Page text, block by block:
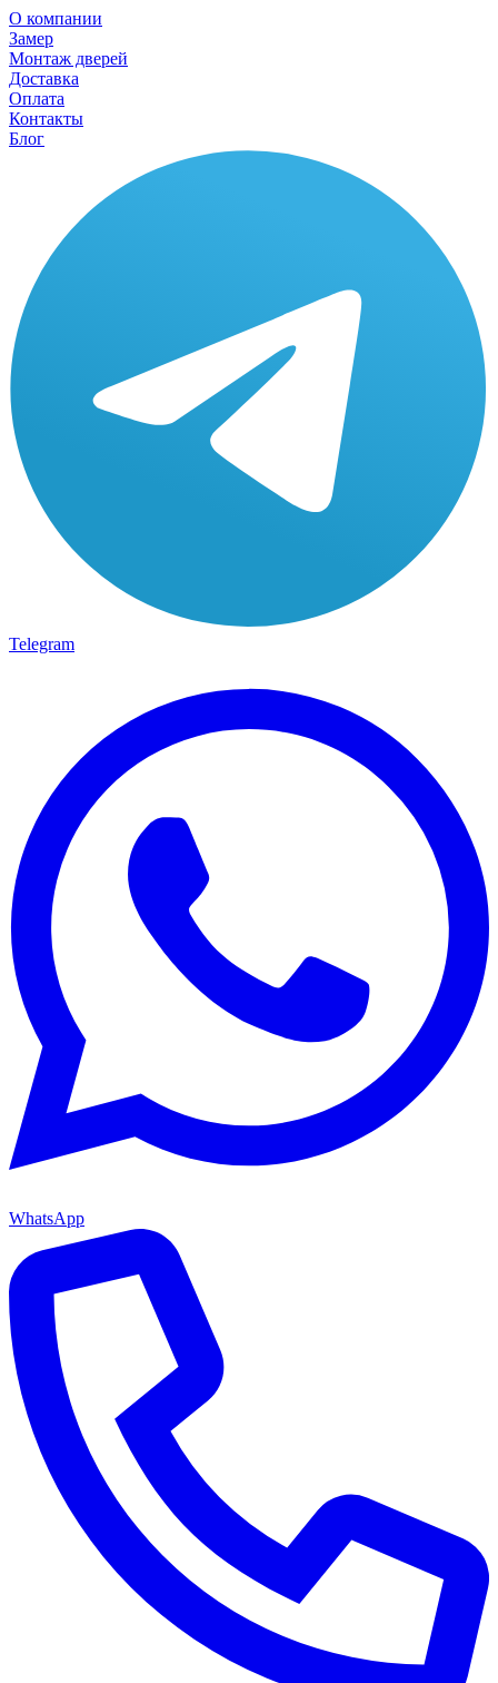
О компании
Замер
Монтаж дверей
Доставка
Оплата
Контакты
Блог
Telegram
WhatsApp